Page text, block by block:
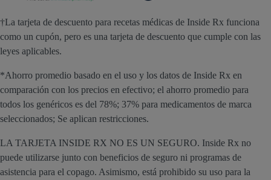
†La tarjeta de descuento para recetas médicas de Inside Rx funciona
como un cupón, pero es una tarjeta de descuento que cumple con las
leyes aplicables.
*Ahorro promedio basado en el uso y los datos de Inside Rx en
comparación con los precios en efectivo; el ahorro promedio para
todos los genéricos es del 78%; 37% para medicamentos de marca
seleccionados; Se aplican restricciones.
LA TARJETA INSIDE RX NO ES UN SEGURO. Inside Rx no
puede utilizarse junto con beneficios de seguro ni programas de
asistencia para el copago. Asimismo, está prohibido su uso para la